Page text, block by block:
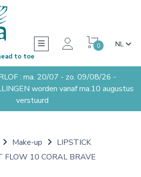
0 NL
to toe
: ma. 20/07 - zo. 09/08/26 -
worden vanaf ma.10 augustus
verstuurd
Make-up
LIPSTICK
FLOW 10 CORAL BRAVE